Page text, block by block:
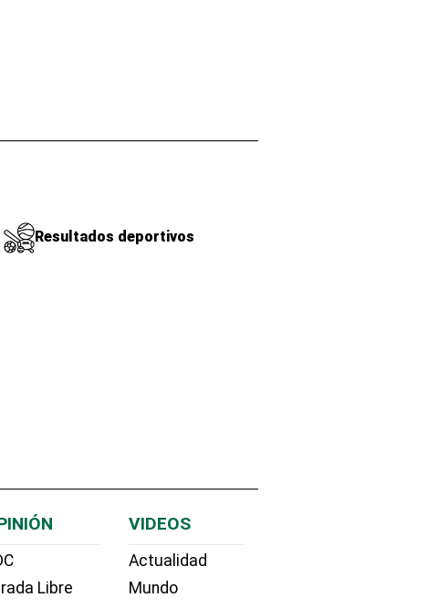
Resultados deportivos
Libre
VIDEOS
Actualidad
Mundo